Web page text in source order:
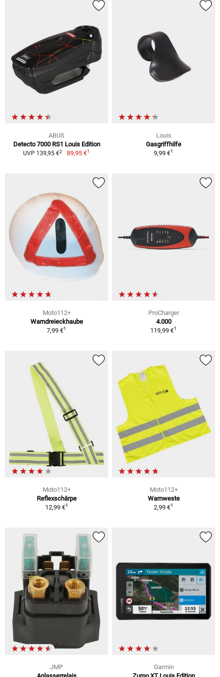
ABUS
Detecto 7000 RS1 Louis Edition
UVP 139,95 €2 89,95 €1
Louis
Gasgriffhilfe
9,99 €1
Moto112+
Warndreieckhaube
7,99 €1
ProCharger
4.000
119,99 €1
Moto112+
Reflexschärpe
12,99 €1
Moto112+
Warnweste
2,99 €1
JMP
Garmin